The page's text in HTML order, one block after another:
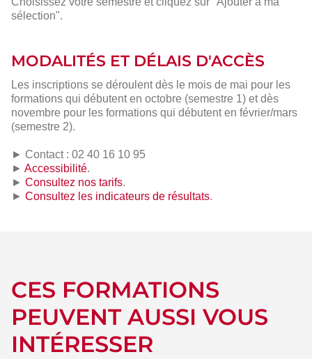
sélection".
MODALITÉS ET DÉLAIS D'ACCÈS
Les inscriptions se déroulent dès le mois de mai pour les
formations qui débutent en octobre (semestre 1) et dès
novembre pour les formations qui débutent en février/mars
(semestre 2).
► Contact : 02 40 16 10 95
► Accessibilité.
► Consultez nos tarifs.
► Consultez les indicateurs de résultats.
CES FORMATIONS
PEUVENT AUSSI VOUS
INTÉRESSER